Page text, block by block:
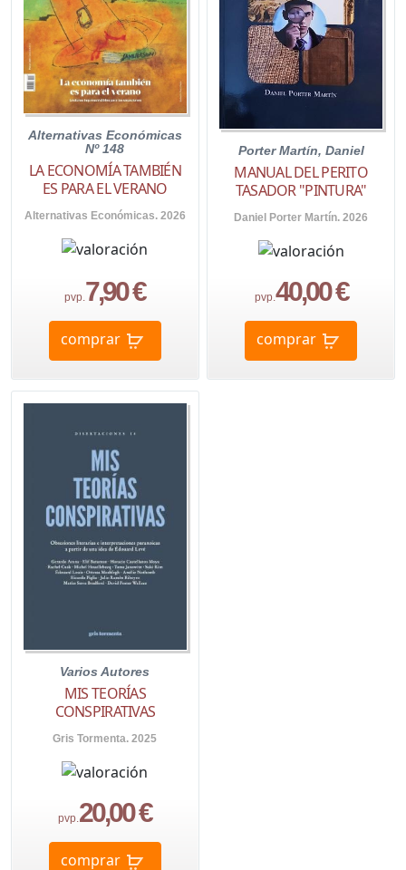
Alternativas Económicas
Nº 148
LA ECONOMÍA TAMBIÉN
ES PARA EL VERANO
Alternativas Económicas. 2026
pvp.7,90 €
comprar
Porter Martín, Daniel
MANUAL DEL PERITO
TASADOR "PINTURA"
Daniel Porter Martín. 2026
pvp.40,00 €
comprar
Varios Autores
MIS TEORÍAS
CONSPIRATIVAS
Gris Tormenta. 2025
pvp.20,00 €
comprar